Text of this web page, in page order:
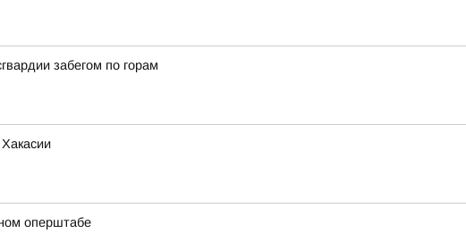
забегом по горам
оперштабе